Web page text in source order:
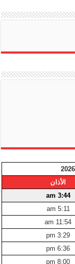
الأذان
3:44 am
5:11 am
11:54 am
3:29 pm
6:36 pm
8:00 pm